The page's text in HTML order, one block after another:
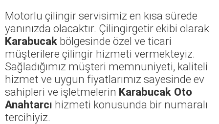
Motorlu çilingir servisimiz en kısa sürede
yanınızda olacaktır. Çilingirgetir ekibi olarak
Karabucak bölgesinde özel ve ticari
müşterilere çilingir hizmeti vermekteyiz.
Sağladığımız müşteri memnuniyeti, kaliteli
hizmet ve uygun fiyatlarımız sayesinde ev
sahipleri ve işletmelerin Karabucak Oto
Anahtarcı hizmeti konusunda bir numaralı
tercihiyiz.